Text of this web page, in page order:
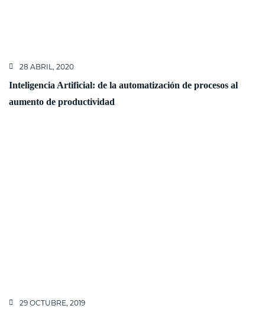
28 ABRIL, 2020
Inteligencia Artificial: de la automatización de procesos al
aumento de productividad
29 OCTUBRE, 2019